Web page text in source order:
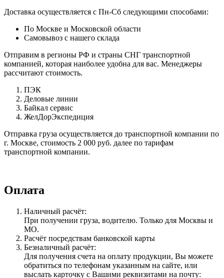
Доставка осуществляется с Пн-Сб следующими способами:
По Москве и Московской области
Самовывоз с нашего склада
Отправим в регионы РФ и страны СНГ транспортной
компанией, которая наиболее удобна для вас. Менеджеры
рассчитают стоимость.
ПЭК
Деловые линии
Байкал сервис
ЖелДорЭкспедиция
Отправка груза осуществляется до транспортной компании по
г. Москве, стоимость 2 000 руб. далее по тарифам
транспортной компании.
Оплата
Наличный расчёт:
При получении груза, водителю. Только для Москвы и
МО.
Расчёт посредствам банковской карты
Безналичный расчёт:
Для получения счета на оплату продукции, Вы можете
обратиться по телефонам указанным на сайте, или
выслать карточку с Вашими реквизитами на почту: